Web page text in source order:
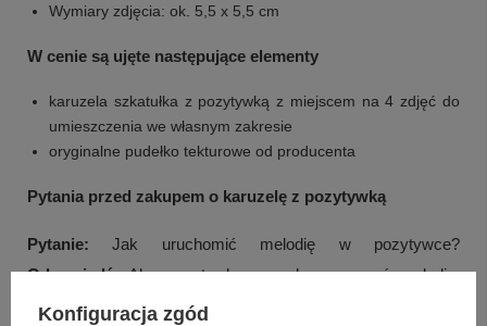
Wymiary zdjęcia: ok. 5,5 x 5,5 cm
W cenie są ujęte następujące elementy
karuzela szkatułka z pozytywką z miejscem na 4 zdjęć do
umieszczenia we własnym zakresie
oryginalne pudełko tekturowe od producenta
Pytania przed zakupem o karuzelę z pozytywką
Pytanie: Jak uruchomić melodię w pozytywce?
Odpowiedź:Aby pozytywka zaczęła wygrywać melodię,
wystarczy ją nakręcić od spodu.
Konfiguracja zgód